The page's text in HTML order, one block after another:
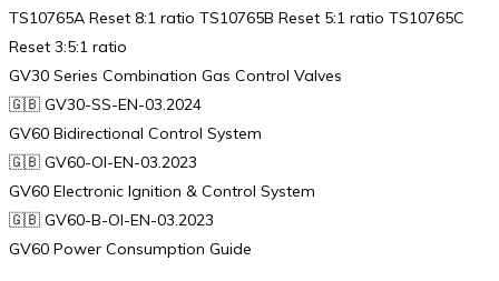
TS10765A Reset 8:1 ratio TS10765B Reset 5:1 ratio TS10765C
Reset 3:5:1 ratio
GV30 Series Combination Gas Control Valves
🇬🇧 GV30-SS-EN-03.2024
GV60 Bidirectional Control System
🇬🇧 GV60-OI-EN-03.2023
GV60 Electronic Ignition & Control System
🇬🇧 GV60-B-OI-EN-03.2023
GV60 Power Consumption Guide